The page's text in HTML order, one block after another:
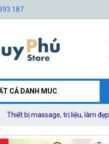
187
CẢ DANH MUC
Thiết bị massage, trị liệu, làm đẹp